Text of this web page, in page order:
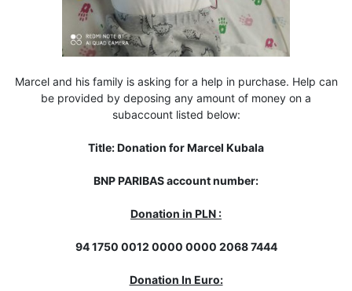
Marcel and his family is asking for a help in purchase. Help can
be provided by deposing any amount of money on a
subaccount listed below:
Title: Donation for Marcel Kubala
BNP PARIBAS account number:
Donation in PLN :
94 1750 0012 0000 0000 2068 7444
Donation In Euro: